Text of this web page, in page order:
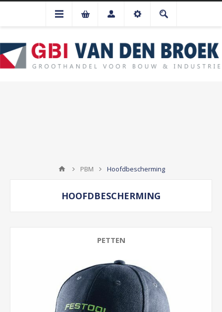
PBM Hoofdbescherming
HOOFDBESCHERMING
PETTEN